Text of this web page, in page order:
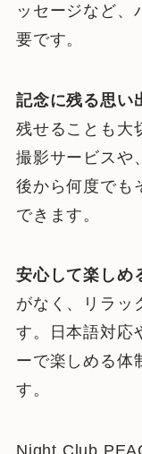
ッセージなど、
要です。
記念に残る思い
残せることも大
撮影サービスや
後から何度でも
できます。
安心して楽しめ
がなく、リラッ
す。日本語対応
ーで楽しめる体
す。